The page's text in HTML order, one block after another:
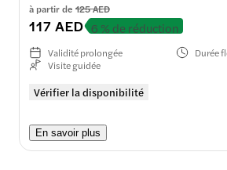
à partir de 125 AED
117 AED 6 % de réduction
Vérifier la disponibilité
Validité prolongée
Durée
Visite guidée
En savoir plus